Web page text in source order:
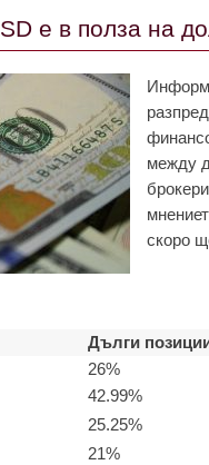
е в полза на
между
скоро
Дълги
26%
42.99%
25.25%
21%